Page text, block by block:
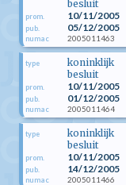
besluit
prom. 10/11/2005
pub. 05/12/2005
numac 2005011463
type
koninklijk
besluit
prom. 10/11/2005
pub. 01/12/2005
numac 2005011464
type
koninklijk
besluit
prom. 10/11/2005
pub. 14/12/2005
numac 2005011466